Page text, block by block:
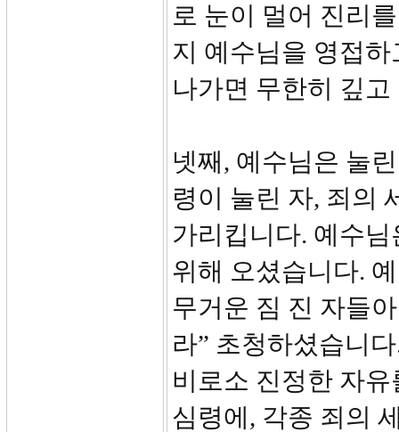
로 눈이 멀어 진리
지 예수님을 영접
나가면 무한히 깊
넷째, 예수님은 눌
령이 눌린 자, 죄의
가리킵니다. 예수
위해 오셨습니다.
무거운 짐 진 자들
라” 초청하셨습니
비로소 진정한 자
심령에, 각종 죄의